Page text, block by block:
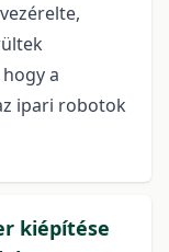
a
ipari robotok
kiépítése